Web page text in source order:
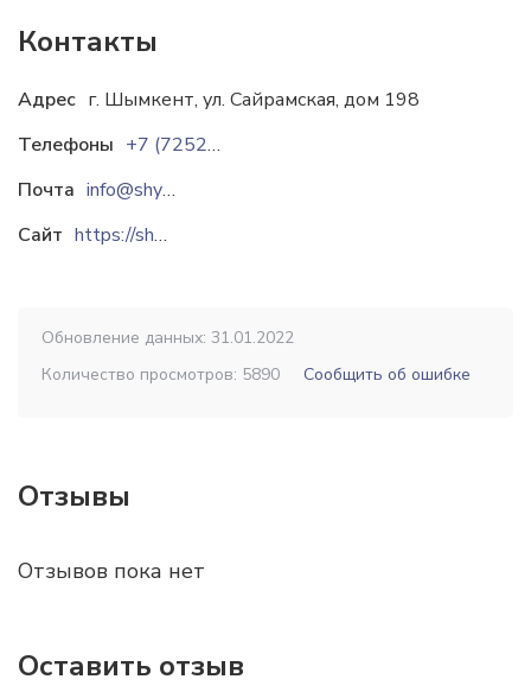
Контакты
Адрес г. Шымкент, ул. Сайрамская, дом 198
Телефоны
+7 (7252) 57 11 10
Почта
info@shymkentpivo.kz
Сайт
https://shymkentbrewery.kz
Обновление данных: 31.01.2022
Количество просмотров: 5890
Сообщить об ошибке
Отзывы
Отзывов пока нет
Оставить отзыв